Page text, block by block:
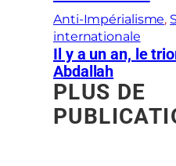
Anti-Impérialisme,
internationale
Il y a un an, le
Abdallah
PLUS DE